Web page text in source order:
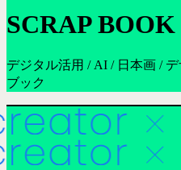
SCRAP BOOK
デジタル活用 / AI / 日本画 /
ブック